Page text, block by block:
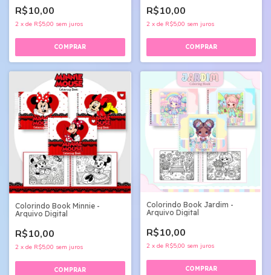
R$10,00
2 x de R$5,00 sem juros
R$10,00
2 x de R$5,00 sem juros
Colorindo Book Minnie -
Arquivo Digital
R$10,00
2 x de R$5,00 sem juros
Colorindo Book Jardim -
Arquivo Digital
R$10,00
2 x de R$5,00 sem juros